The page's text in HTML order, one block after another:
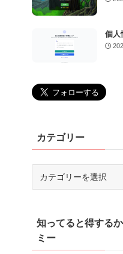
個人
カテゴリー
ー知ってると得する
ミー